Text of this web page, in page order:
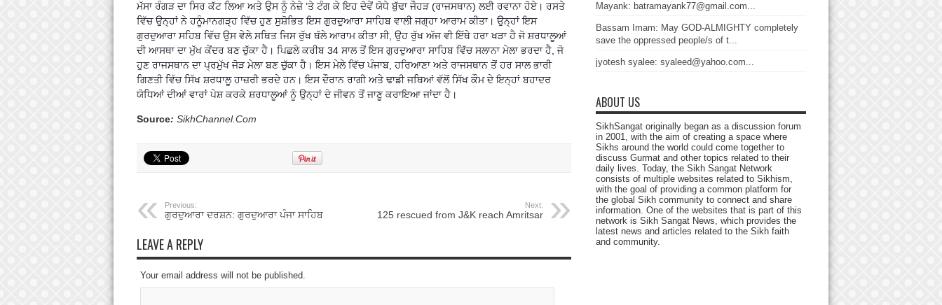
ਮੱਸਾ ਰੰਗੜ ਦਾ ਸਿਰ ਕੱਟ ਲਿਆ ਅਤੇ ਉਸ ਨੂੰ ਨੇਜ਼ੇ ’ਤੇ ਟੰਗ ਕੇ ਇਹ ਦੋਵੇਂ ਯੋਧੇ ਬੁੱਢਾ ਜੌਹੜ (ਰਾਜਸਥਾਨ) ਲਈ ਰਵਾਨਾ ਹੋਏ। ਰਸਤੇ
ਵਿੱਚ ਉਨ੍ਹਾਂ ਨੇ ਹਨੂੰਮਾਨਗੜ੍ਹ ਵਿੱਚ ਹੁਣ ਸੁਸ਼ੋਭਿਤ ਇਸ ਗੁਰਦੁਆਰਾ ਸਾਹਿਬ ਵਾਲੀ ਜਗ੍ਹਾ ਆਰਾਮ ਕੀਤਾ। ਉਨ੍ਹਾਂ ਇਸ
ਗੁਰਦੁਆਰਾ ਸਹਿਬ ਵਿੱਚ ਉਸ ਵੇਲੇ ਸਥਿਤ ਜਿਸ ਰੁੱਖ ਥੱਲੇ ਆਰਾਮ ਕੀਤਾ ਸੀ, ਉਹ ਰੁੱਖ ਅੱਜ ਵੀ ਇੱਥੇ ਹਰਾ ਖੜਾ ਹੈ ਜੋ ਸ਼ਰਧਾਲੂਆਂ
ਦੀ ਆਸਥਾ ਦਾ ਮੁੱਖ ਕੇਂਦਰ ਬਣ ਚੁੱਕਾ ਹੈ। ਪਿਛਲੇ ਕਰੀਬ 34 ਸਾਲ ਤੋਂ ਇਸ ਗੁਰਦੁਆਰਾ ਸਾਹਿਬ ਵਿੱਚ ਸਲਾਨਾ ਮੇਲਾ ਭਰਦਾ ਹੈ, ਜੋ
ਹੁਣ ਰਾਜਸਥਾਨ ਦਾ ਪ੍ਰਮੁੱਖ ਜੋੜ ਮੇਲਾ ਬਣ ਚੁੱਕਾ ਹੈ। ਇਸ ਮੇਲੇ ਵਿੱਚ ਪੰਜਾਬ, ਹਰਿਆਣਾ ਅਤੇ ਰਾਜਸਥਾਨ ਤੋਂ ਹਰ ਸਾਲ ਭਾਰੀ
ਗਿਣਤੀ ਵਿੱਚ ਸਿੱਖ ਸ਼ਰਧਾਲੂ ਹਾਜ਼ਰੀ ਭਰਦੇ ਹਨ। ਇਸ ਦੌਰਾਨ ਰਾਗੀ ਅਤੇ ਢਾਡੀ ਜਥਿਆਂ ਵੱਲੋਂ ਸਿੱਖ ਕੌਮ ਦੇ ਇਨ੍ਹਾਂ ਬਹਾਦਰ
ਯੋਧਿਆਂ ਦੀਆਂ ਵਾਰਾਂ ਪੇਸ਼ ਕਰਕੇ ਸ਼ਰਧਾਲੂਆਂ ਨੂੰ ਉਨ੍ਹਾਂ ਦੇ ਜੀਵਨ ਤੋਂ ਜਾਣੂ ਕਰਾਇਆ ਜਾਂਦਾ ਹੈ।
Source: SikhChannel.Com
Previous:
ਗੁਰਦੁਆਰਾ ਦਰਸ਼ਨ: ਗੁਰਦੁਆਰਾ ਪੰਜਾ ਸਾਹਿਬ
Next:
125 rescued from J&K reach Amritsar
LEAVE A REPLY
Your email address will not be published.
Mayank: batramayank77@gmail.com...
Bassam Imam: May GOD-ALMIGHTY completely
save the oppressed people/s of t...
jyotesh syalee: syaleed@yahoo.com...
ABOUT US
SikhSangat originally began as a discussion forum
in 2001, with the aim of creating a space where
Sikhs around the world could come together to
discuss Gurmat and other topics related to their
daily lives. Today, the Sikh Sangat Network
consists of multiple websites related to Sikhism,
with the goal of providing a common platform for
the global Sikh community to connect and share
information. One of the websites that is part of this
network is Sikh Sangat News, which provides the
latest news and articles related to the Sikh faith
and community.